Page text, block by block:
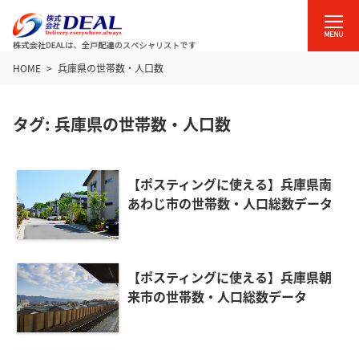
HOME 兵庫県の世帯数・人口数
タグ: 兵庫県の世帯数・人口数
【ポスティングに使える】兵庫県南
あわじ市の世帯数・人口総数データ
【ポスティングに使える】兵庫県朝
来市の世帯数・人口総数データ